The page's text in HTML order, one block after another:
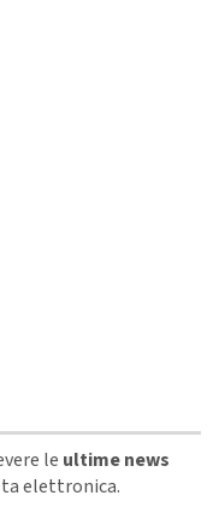
le ultime news
elettronica.